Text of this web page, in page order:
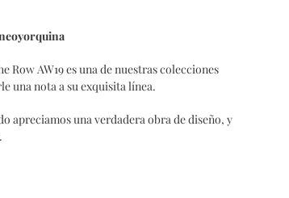
Row AW19 es una de nuestras colecciones
una nota a su exquisita línea.
apreciamos una verdadera obra de diseño, y